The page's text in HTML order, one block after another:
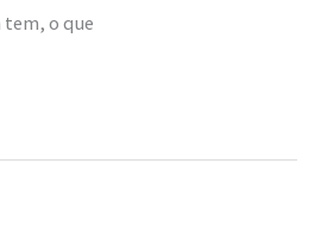
o que